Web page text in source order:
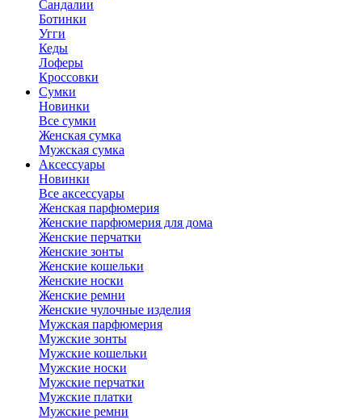
Сандалии
Ботинки
Угги
Кеды
Лоферы
Кроссовки
Сумки
Новинки
Все сумки
Женская сумка
Мужская сумка
Аксессуары
Новинки
Все аксессуары
Женская парфюмерия
Женские парфюмерия для дома
Женские перчатки
Женские зонты
Женские кошельки
Женские носки
Женские ремни
Женские чулочные изделия
Мужская парфюмерия
Мужские зонты
Мужские кошельки
Мужские носки
Мужские перчатки
Мужские платки
Мужские ремни